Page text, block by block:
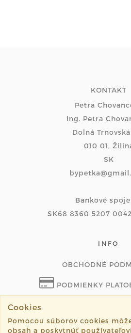
KONTAKT
Petra
Ing. Petra
Dolná Trnovská
010 01,
SK
Bankové
SK68 8360 5207
INFO
OBCHODNÉ
PODMIENKY
Cookies
Pomocou súborov cookies
obsah a poskytnúť